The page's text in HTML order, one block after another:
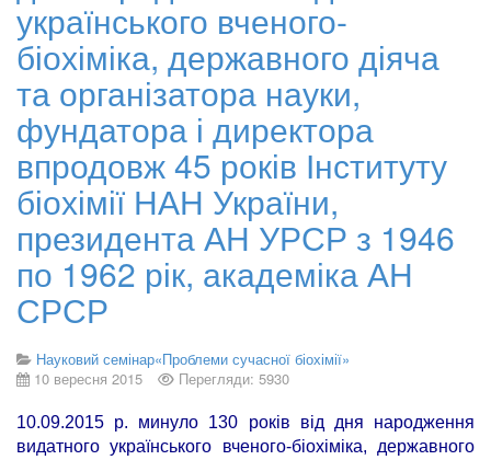
українського вченого-
біохіміка, державного діяча
та організатора науки,
фундатора і директора
впродовж 45 років Інституту
біохімії НАН України,
президента АН УРСР з 1946
по 1962 рік, академіка АН
СРСР
Науковий семінар«Проблеми сучасної біохімії»
10 вересня 2015
Перегляди: 5930
10.09.2015 р. минуло 130 років від дня народження
видатного українського вченого-біохіміка, державного